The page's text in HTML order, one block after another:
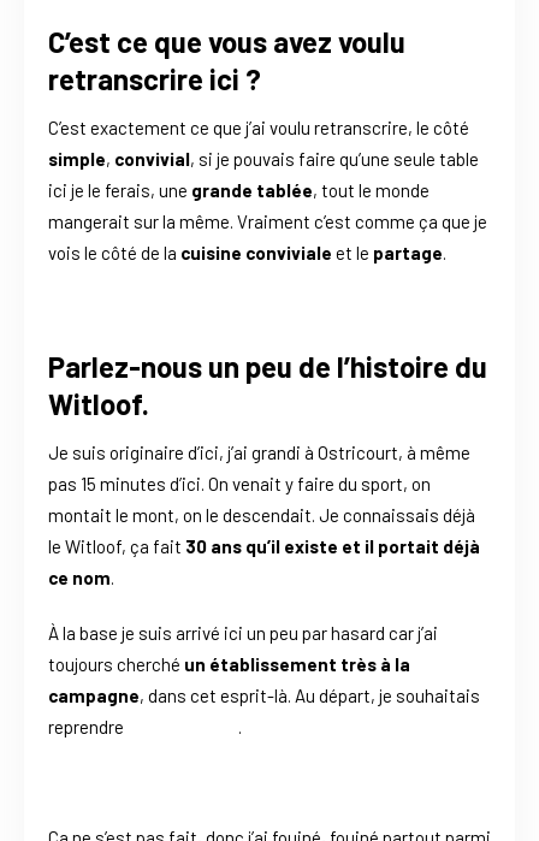
C’est ce que vous avez voulu
retranscrire ici ?
C’est exactement ce que j’ai voulu retranscrire, le côté
simple, convivial, si je pouvais faire qu’une seule table
ici je le ferais, une grande tablée, tout le monde
mangerait sur la même. Vraiment c’est comme ça que je
vois le côté de la cuisine conviviale et le partage.
Parlez-nous un peu de l’histoire du
Witloof.
Je suis originaire d’ici, j’ai grandi à Ostricourt, à même
pas 15 minutes d’ici. On venait y faire du sport, on
montait le mont, on le descendait. Je connaissais déjà
le Witloof, ça fait 30 ans qu’il existe et il portait déjà
ce nom.
À la base je suis arrivé ici un peu par hasard car j’ai
toujours cherché un établissement très à la
campagne, dans cet esprit-là. Au départ, je souhaitais
reprendre
.